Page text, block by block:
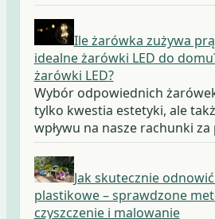
Ile żarówka zużywa
idealne żarówki LED do
żarówki LED?
Wybór odpowiednich
tylko kwestia estetyki, ale
wpływu na nasze rachunki
Jak skutecznie odnowić
plastikowe – sprawdzone
czyszczenie i malowanie